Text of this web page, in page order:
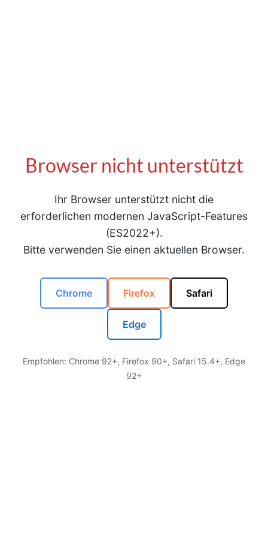
Browser nicht unterstützt
Ihr Browser unterstützt nicht die
erforderlichen modernen JavaScript-Features
(ES2022+).
Bitte verwenden Sie einen aktuellen Browser.
Chrome Firefox Safari
Edge
Empfohlen: Chrome 92+, Firefox 90+, Safari 15.4+, Edge
92+